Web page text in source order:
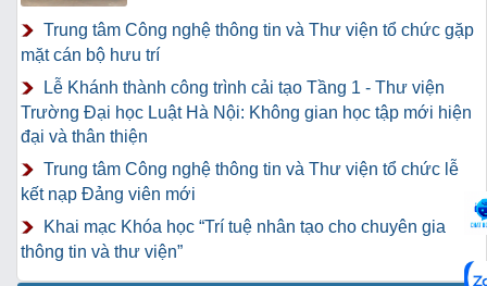
Trung tâm Công nghệ thông tin và Thư viện tổ chức gặp
mặt cán bộ hưu trí
Lễ Khánh thành công trình cải tạo Tầng 1 - Thư viện
Trường Đại học Luật Hà Nội: Không gian học tập mới hiện
đại và thân thiện
Trung tâm Công nghệ thông tin và Thư viện tổ chức lễ
kết nạp Đảng viên mới
Khai mạc Khóa học “Trí tuệ nhân tạo cho chuyên gia
thông tin và thư viện”